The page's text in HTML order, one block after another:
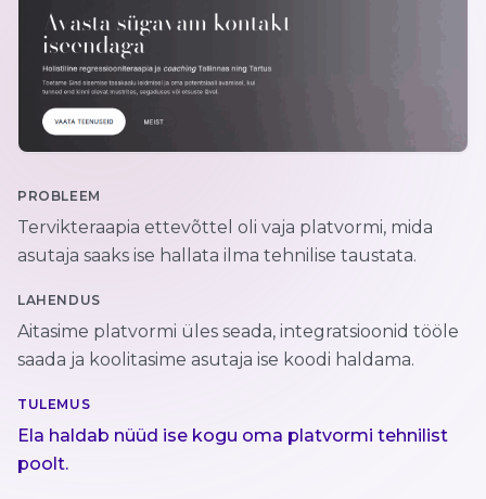
PROBLEEM
Tervikteraapia ettevõttel oli vaja platvormi, mida
asutaja saaks ise hallata ilma tehnilise taustata.
LAHENDUS
Aitasime platvormi üles seada, integratsioonid tööle
saada ja koolitasime asutaja ise koodi haldama.
TULEMUS
Ela haldab nüüd ise kogu oma platvormi tehnilist
poolt.